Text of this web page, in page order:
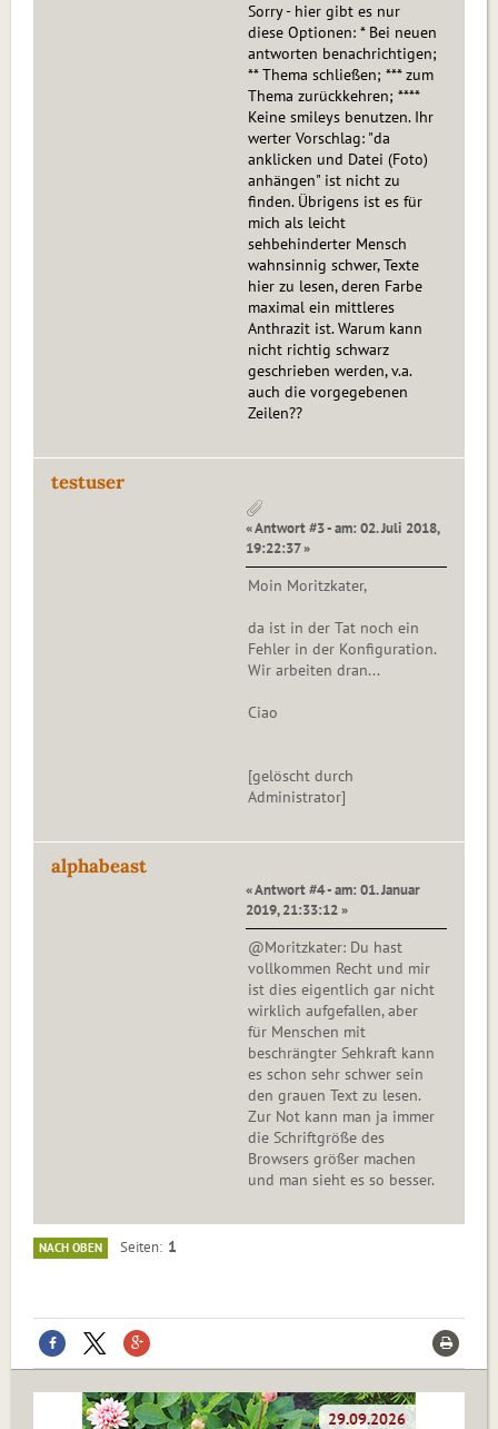
Sorry - hier gibt es nur
diese Optionen: * Bei neuen
antworten benachrichtigen;
** Thema schließen; *** zum
Thema zurückkehren; ****
Keine smileys benutzen. Ihr
werter Vorschlag: "da
anklicken und Datei (Foto)
anhängen" ist nicht zu
finden. Übrigens ist es für
mich als leicht
sehbehinderter Mensch
wahnsinnig schwer, Texte
hier zu lesen, deren Farbe
maximal ein mittleres
Anthrazit ist. Warum kann
nicht richtig schwarz
geschrieben werden, v.a.
auch die vorgegebenen
Zeilen??
testuser
« Antwort #3 - am: 02. Juli 2018,
19:22:37 »
Moin Moritzkater,
da ist in der Tat noch ein
Fehler in der Konfiguration.
Wir arbeiten dran...
Ciao
[gelöscht durch
Administrator]
alphabeast
« Antwort #4 - am: 01. Januar
2019, 21:33:12 »
@Moritzkater: Du hast
vollkommen Recht und mir
ist dies eigentlich gar nicht
wirklich aufgefallen, aber
für Menschen mit
beschrängter Sehkraft kann
es schon sehr schwer sein
den grauen Text zu lesen.
Zur Not kann man ja immer
die Schriftgröße des
Browsers größer machen
und man sieht es so besser.
NACH OBEN Seiten 1